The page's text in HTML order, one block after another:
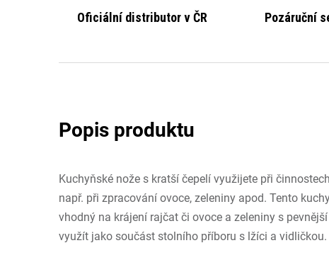
Oficiální distributor v ČR Pozáruční
Kuchyňské nože s kratší čepelí využijete při
např. při zpracování ovoce, zeleniny apod. Tento
vhodný na krájení rajčat či ovoce a zeleniny s
využít jako součást stolního příboru s lžíci a vidličkou.